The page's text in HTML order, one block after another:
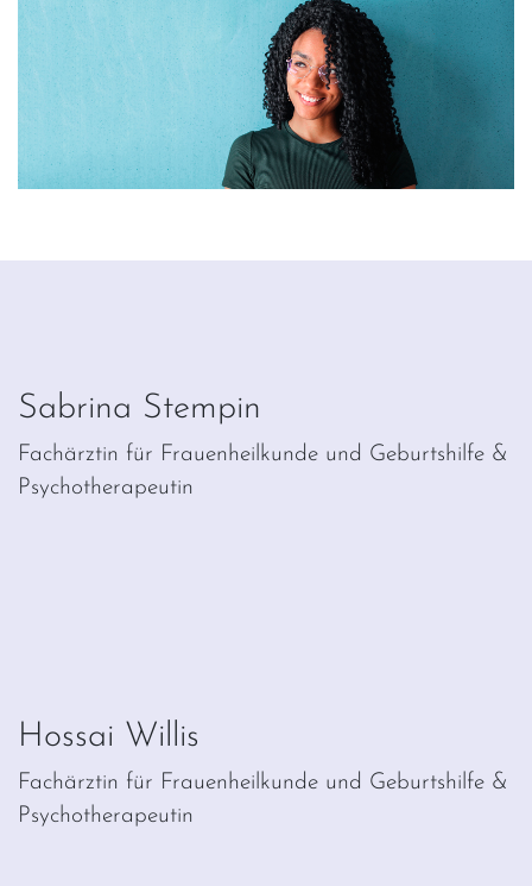
Sabrina Stempin
Fachärztin für Frauenheilkunde und Geburtshilfe &
Psychotherapeutin
Hossai Willis
Fachärztin für Frauenheilkunde und Geburtshilfe &
Psychotherapeutin